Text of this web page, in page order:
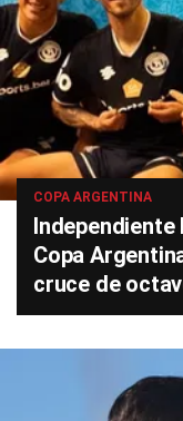
COPA ARGENTINA
Independiente
Copa
cruce de